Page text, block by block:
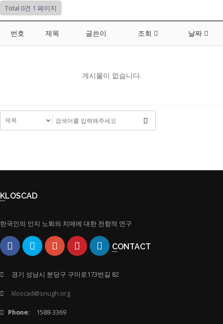
Total 0건 1 페이지
번호 제목 글쓴이 조회 날짜
게시물이 없습니다.
KLOSCAD
한국인의 인지 노화와 치매에 대한 전향적 연구
CONTACT
경기 성남시 분당구 구미로173번길 82
kloscad@snugh.org
Phone: 1588-3369